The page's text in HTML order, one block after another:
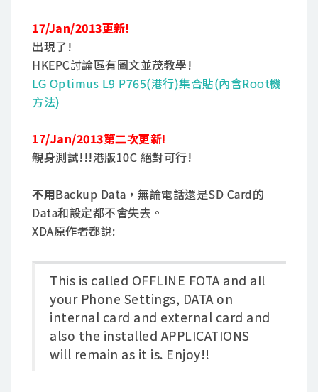
17/Jan/2013更新!
出現了!
HKEPC討論區有圖文並茂教學!
LG Optimus L9 P765(港行)集合貼(內含Root機
方法)
17/Jan/2013第二次更新!
親身測試!!!港版10C 絕對可行!
不用Backup Data，無論電話還是SD Card的
Data和設定都不會失去。
XDA原作者都說:
This is called OFFLINE FOTA and all
your Phone Settings, DATA on
internal card and external card and
also the installed APPLICATIONS
will remain as it is. Enjoy!!